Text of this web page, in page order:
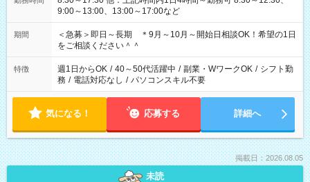
9:00～13:00、13:00～17:00など
期間
＜急募＞即日～長期 ＊9月～10月～開始日相談OK！希望の1日
をご相談ください＾＾
特徴 週1日からOK / 40～50代活躍中 / 副業・WワークOK / シフト勤
務 / 電話対応なし / パソコンスキル不要
気になる！ 応募する 詳細へ
掲載日：2026.08.05
未読